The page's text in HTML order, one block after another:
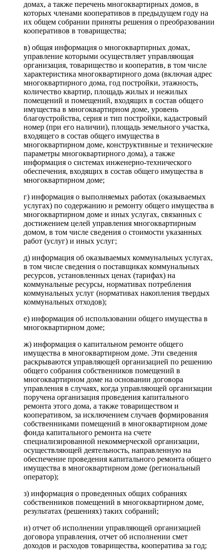
домах, а также перечень многоквартирных домов, в
которых членами кооперативов в предыдущем году на
их общем собрании приняты решения о преобразовании
кооперативов в товарищества;
в) общая информация о многоквартирных домах,
управление которыми осуществляет управляющая
организация, товарищество и кооператив, в том числе
характеристика многоквартирного дома (включая адрес
многоквартирного дома, год постройки, этажность,
количество квартир, площадь жилых и нежилых
помещений и помещений, входящих в состав общего
имущества в многоквартирном доме, уровень
благоустройства, серия и тип постройки, кадастровый
номер (при его наличии), площадь земельного участка,
входящего в состав общего имущества в
многоквартирном доме, конструктивные и технические
параметры многоквартирного дома), а также
информация о системах инженерно-технического
обеспечения, входящих в состав общего имущества в
многоквартирном доме;
г) информация о выполняемых работах (оказываемых
услугах) по содержанию и ремонту общего имущества в
многоквартирном доме и иных услугах, связанных с
достижением целей управления многоквартирным
домом, в том числе сведения о стоимости указанных
работ (услуг) и иных услуг;
д) информация об оказываемых коммунальных услугах,
в том числе сведения о поставщиках коммунальных
ресурсов, установленных ценах (тарифах) на
коммунальные ресурсы, нормативах потребления
коммунальных услуг (нормативах накопления твердых
коммунальных отходов);
е) информация об использовании общего имущества в
многоквартирном доме;
ж) информация о капитальном ремонте общего
имущества в многоквартирном доме. Эти сведения
раскрываются управляющей организацией по решению
общего собрания собственников помещений в
многоквартирном доме на основании договора
управления в случаях, когда управляющей организации
поручена организация проведения капитального
ремонта этого дома, а также товариществом и
кооперативом, за исключением случаев формирования
собственниками помещений в многоквартирном доме
фонда капитального ремонта на счете
специализированной некоммерческой организации,
осуществляющей деятельность, направленную на
обеспечение проведения капитального ремонта общего
имущества в многоквартирном доме (региональный
оператор);
з) информация о проведенных общих собраниях
собственников помещений в многоквартирном доме,
результатах (решениях) таких собраний;
и) отчет об исполнении управляющей организацией
договора управления, отчет об исполнении смет
доходов и расходов товарищества, кооператива за год;